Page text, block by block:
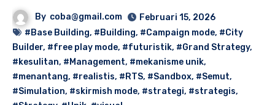
By coba@gmail.com
Februari 15, 2026
#Base Building, #Building, #Campaign mode, #City
Builder, #free play mode, #futuristik, #Grand Strategy,
#kesulitan, #Management, #mekanisme unik,
#menantang, #realistis, #RTS, #Sandbox, #Semut,
#Simulation, #skirmish mode, #strategi, #strategis,